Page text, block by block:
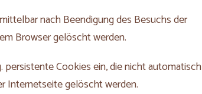
nach Beendigung des Besuchs der
Browser gelöscht werden.
Cookies ein, die nicht automatisch
Internetseite gelöscht werden.